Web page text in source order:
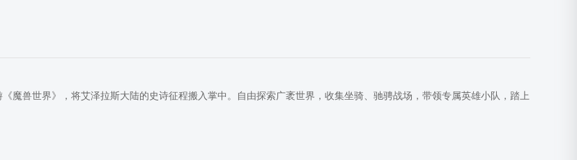
魔兽世界》，将艾泽拉斯大陆的史诗征程搬入掌中。自由探索广袤世界，收集坐骑、驰骋战场，带领专属英雄小队，踏上